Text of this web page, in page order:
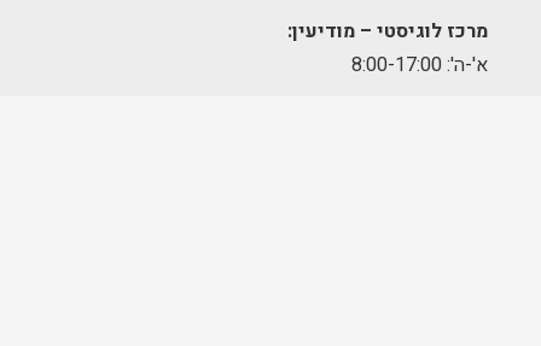
מרכז לוגיסטי – מודיעין:
א'-ה': 8:00-17:00